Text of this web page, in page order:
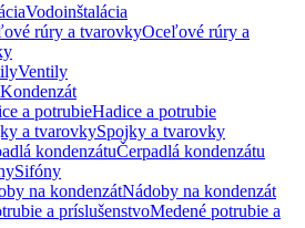
Vodoinštalácia
Oceľové rúry a
Ventily
Kondenzát
Hadice a potrubie
Spojky a tvarovky
Čerpadlá kondenzátu
Sifóny
Nádoby na kondenzát
Medené potrubie a